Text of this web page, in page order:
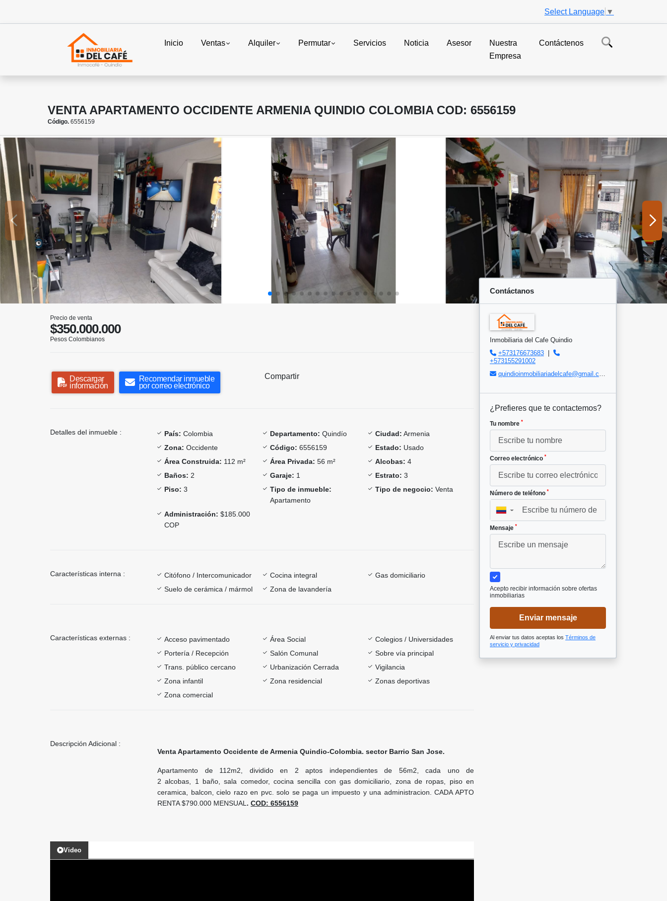
Select Language ▼
Inicio Ventas Alquiler Permutar Servicios Noticia Asesor
Nuestra
Empresa
Contáctenos
VENTA APARTAMENTO OCCIDENTE ARMENIA QUINDIO COLOMBIA COD: 6556159
Código. 6556159
Precio de venta
$350.000.000
Pesos Colombianos
Descargar
información
Recomendar inmueble
por correo electrónico
Compartir
Detalles del inmueble : País: Colombia Departamento: Quindío Ciudad: Armenia
Zona: Occidente Código: 6556159 Estado: Usado
Área Construida: 112 m² Área Privada: 56 m² Alcobas: 4
Baños: 2 Garaje: 1 Estrato: 3
Piso: 3
Tipo de inmueble:
Apartamento
Tipo de negocio: Venta
Administración: $185.000
COP
Características interna : Citófono / Intercomunicador Cocina integral
Gas domiciliario
Suelo de cerámica / mármol
Zona de lavandería
Características externas : Acceso pavimentado Área Social
Colegios / Universidades
Portería / Recepción
Salón Comunal
Sobre vía principal
Trans. público cercano
Urbanización Cerrada
Vigilancia
Zona infantil
Zona residencial
Zonas deportivas
Zona comercial
Descripción Adicional :
Venta Apartamento Occidente de Armenia Quindio-Colombia. sector Barrio San Jose.
Apartamento de 112m2, dividido en 2 aptos independientes de 56m2, cada uno de
2 alcobas, 1 baño, sala comedor, cocina sencilla con gas domiciliario, zona de ropas, piso en
ceramica, balcon, cielo razo en pvc. solo se paga un impuesto y una administracion. CADA APTO
RENTA $790.000 MENSUAL. COD: 6556159
Video
Contáctanos
Inmobiliaria del Cafe Quindio
+573176673683 |
+573155291002
quindioinmobiliariadelcafe@gmail.com
¿Prefieres que te contactemos?
Tu nombre *
Correo electrónico *
Número de teléfono *
▼
Mensaje *
Acepto recibir información sobre ofertas
inmobiliarias
Enviar mensaje
Al enviar tus datos aceptas los Términos de
servicio y privacidad